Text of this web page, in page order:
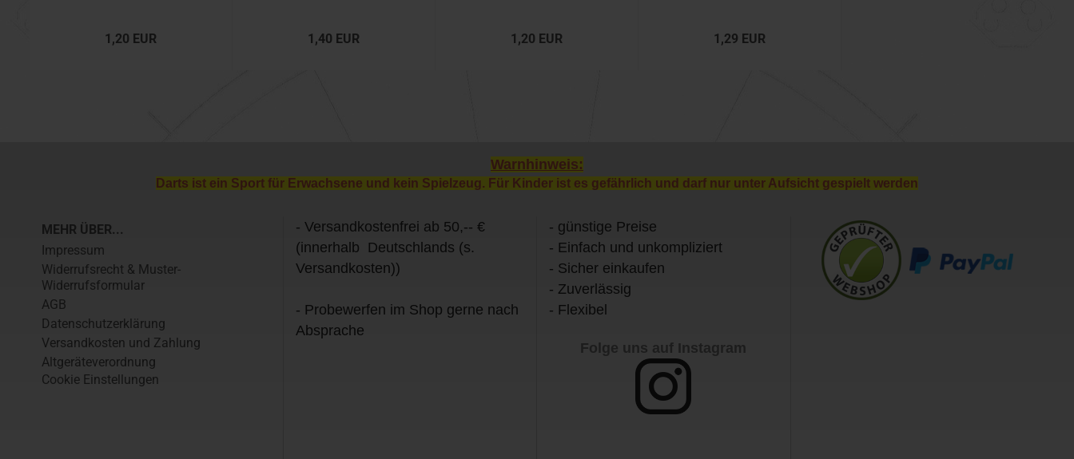
1,20 EUR 1,40 EUR 1,20 EUR 1,29 EUR
Warnhinweis:
Darts ist ein Sport für Erwachsene und kein Spielzeug. Für Kinder ist es gefährlich und darf nur unter Aufsicht gespielt werden
MEHR ÜBER...
Impressum
Widerrufsrecht & Muster-
Widerrufsformular
AGB
Datenschutzerklärung
Versandkosten und Zahlung
Altgeräteverordnung
Cookie Einstellungen
- Versandkostenfrei ab 50,-- €
(innerhalb Deutschlands (s.
Versandkosten))
- Probewerfen im Shop gerne nach
Absprache
- günstige Preise
- Einfach und unkompliziert
- Sicher einkaufen
- Zuverlässig
- Flexibel
Folge uns auf Instagram